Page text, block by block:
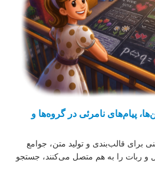
پیام‌های نامرئی در گروه‌ها و
برای قالب‌بندی و تولید متن، جوامع
و ربات را به هم متصل می‌کنند، جستجو